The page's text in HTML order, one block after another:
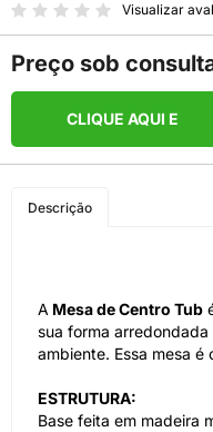
Visualizar
Preço sob
CLIQUE AQUI E
Descrição
A Mesa de Centro Tub
sua forma
ambiente. Essa mesa
ESTRUTURA:
Base feita em madeira